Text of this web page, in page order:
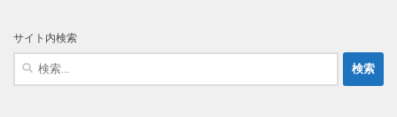
ー
サイト内検索